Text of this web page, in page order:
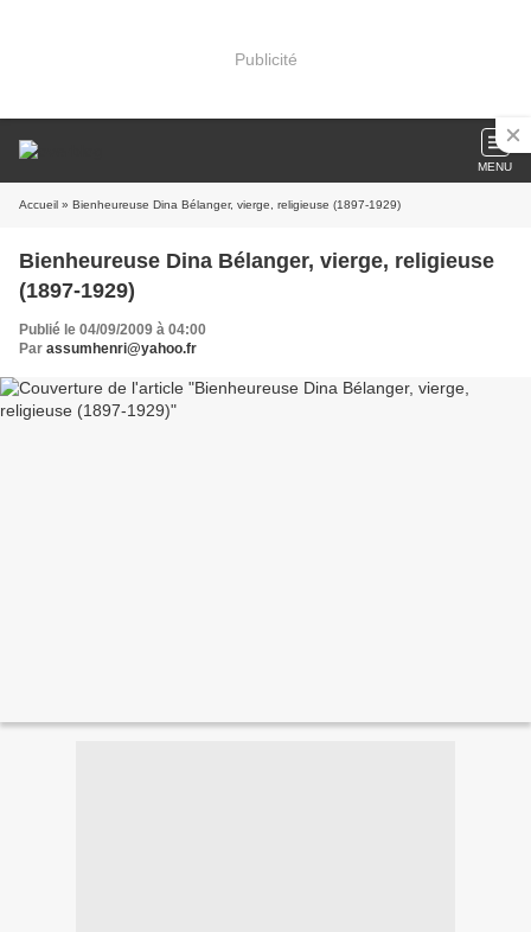
Publicité
MENU
Accueil » Bienheureuse Dina Bélanger, vierge, religieuse (1897-1929)
Bienheureuse Dina Bélanger, vierge, religieuse
(1897-1929)
Publié le 04/09/2009 à 04:00
Par assumhenri@yahoo.fr